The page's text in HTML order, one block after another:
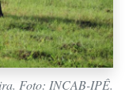
Foto: INCAB-IPÊ.